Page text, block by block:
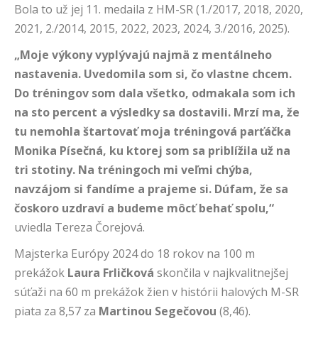
Bola to už jej 11. medaila z HM-SR (1./2017, 2018, 2020,
2021, 2./2014, 2015, 2022, 2023, 2024, 3./2016, 2025).
„Moje výkony vyplývajú najmä z mentálneho
nastavenia. Uvedomila som si, čo vlastne chcem.
Do tréningov som dala všetko, odmakala som ich
na sto percent a výsledky sa dostavili. Mrzí ma, že
tu nemohla štartovať moja tréningová parťáčka
Monika Písečná, ku ktorej som sa priblížila už na
tri stotiny. Na tréningoch mi veľmi chýba,
navzájom si fandíme a prajeme si. Dúfam, že sa
čoskoro uzdraví a budeme môcť behať spolu,“
uviedla Tereza Čorejová.
Majsterka Európy 2024 do 18 rokov na 100 m
prekážok Laura Frličková skončila v najkvalitnejšej
súťaži na 60 m prekážok žien v histórii halových M-SR
piata za 8,57 za Martinou Segečovou (8,46).